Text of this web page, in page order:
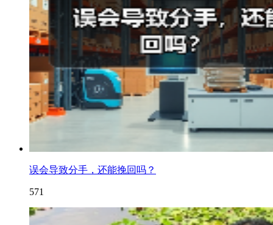
误会导致分手，还能挽回吗？
571